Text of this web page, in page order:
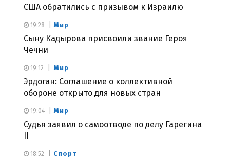
США обратились с призывом к Израилю
Мир
Сыну Кадырова присвоили звание Героя
Чечни
19:28
Мир
Эрдоган: Соглашение о коллективной
обороне открыто для новых стран
19:12
Мир
Судья заявил о самоотводе по делу Гарегина
II
19:04
Спорт
18:52